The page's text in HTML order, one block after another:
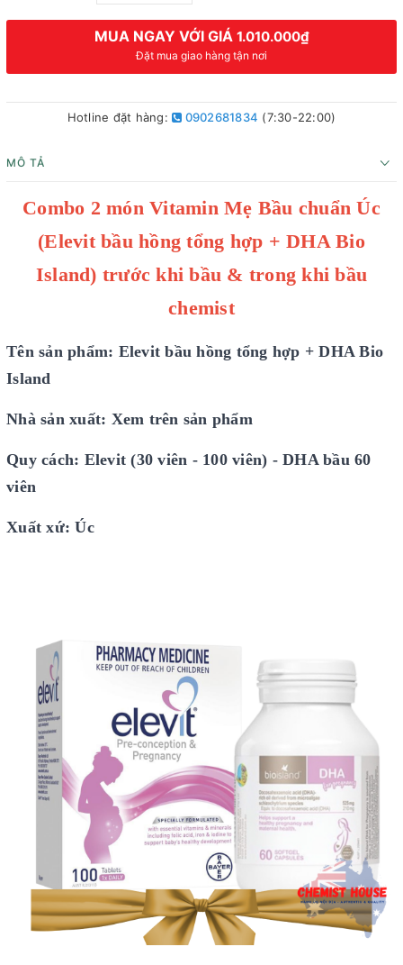
MUA NGAY VỚI GIÁ 1.010.000₫
Đặt mua giao hàng tận nơi
Hotline đặt hàng: 0902681834 (7:30-22:00)
MÔ TẢ
Combo 2 món Vitamin Mẹ Bầu chuẩn Úc
(Elevit bầu hồng tổng hợp + DHA Bio
Island) trước khi bầu & trong khi bầu
chemist
Tên sản phẩm: Elevit bầu hồng tổng hợp + DHA Bio
Island
Nhà sản xuất: Xem trên sản phẩm
Quy cách: Elevit (30 viên - 100 viên) - DHA bầu 60
viên
Xuất xứ: Úc